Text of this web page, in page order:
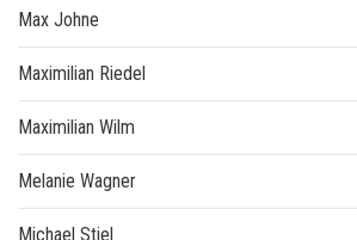
Max Johne
Maximilian Riedel
Maximilian Wilm
Melanie Wagner
Michael Stiel